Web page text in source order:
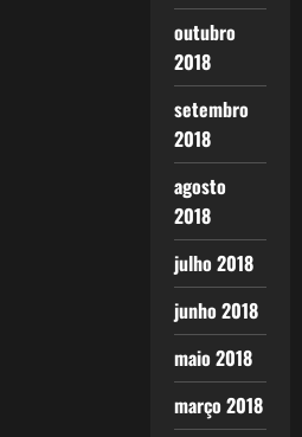
outubro
2018
setembro
2018
agosto
2018
julho 2018
junho 2018
maio 2018
março 2018